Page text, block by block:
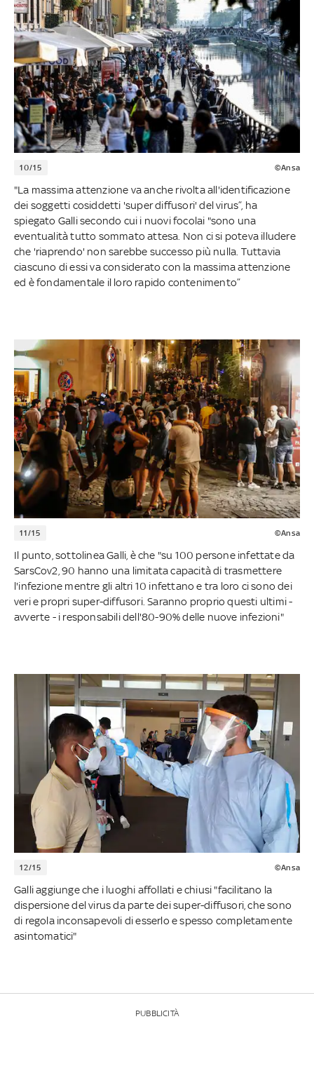
10/15 ©Ansa
"La massima attenzione va anche rivolta all'identificazione
dei soggetti cosiddetti 'super diffusori' del virus”, ha
spiegato Galli secondo cui i nuovi focolai "sono una
eventualità tutto sommato attesa. Non ci si poteva illudere
che 'riaprendo' non sarebbe successo più nulla. Tuttavia
ciascuno di essi va considerato con la massima attenzione
ed è fondamentale il loro rapido contenimento”
11/15 ©Ansa
Il punto, sottolinea Galli, è che "su 100 persone infettate da
SarsCov2, 90 hanno una limitata capacità di trasmettere
l'infezione mentre gli altri 10 infettano e tra loro ci sono dei
veri e propri super-diffusori. Saranno proprio questi ultimi -
avverte - i responsabili dell'80-90% delle nuove infezioni"
12/15 ©Ansa
Galli aggiunge che i luoghi affollati e chiusi "facilitano la
dispersione del virus da parte dei super-diffusori, che sono
di regola inconsapevoli di esserlo e spesso completamente
asintomatici"
PUBBLICITÀ